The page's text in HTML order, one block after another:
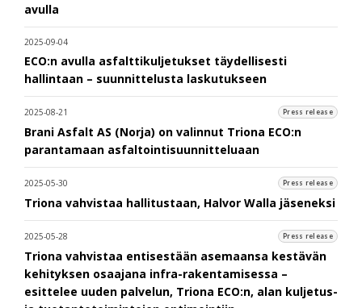
avulla
2025-09-04
ECO:n avulla asfalttikuljetukset täydellisesti
hallintaan – suunnittelusta laskutukseen
2025-08-21 Press release
Brani Asfalt AS (Norja) on valinnut Triona ECO:n
parantamaan asfaltointisuunnitteluaan
2025-05-30 Press release
Triona vahvistaa hallitustaan, Halvor Walla jäseneksi
2025-05-28 Press release
Triona vahvistaa entisestään asemaansa kestävän
kehityksen osaajana infra-rakentamisessa –
esittelee uuden palvelun, Triona ECO:n, alan kuljetus-